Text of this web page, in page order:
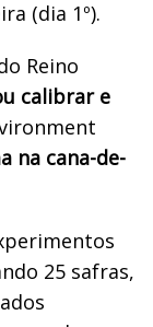
(dia 1º).
Reino
calibrar e
na cana-de-
25 safras,